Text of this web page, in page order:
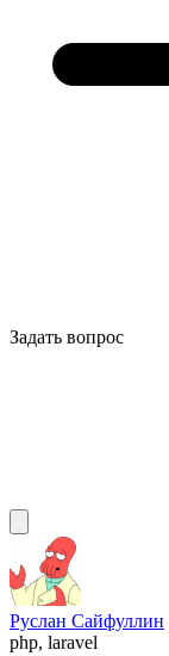
Задать вопрос
Руслан Сайфуллин
php, laravel